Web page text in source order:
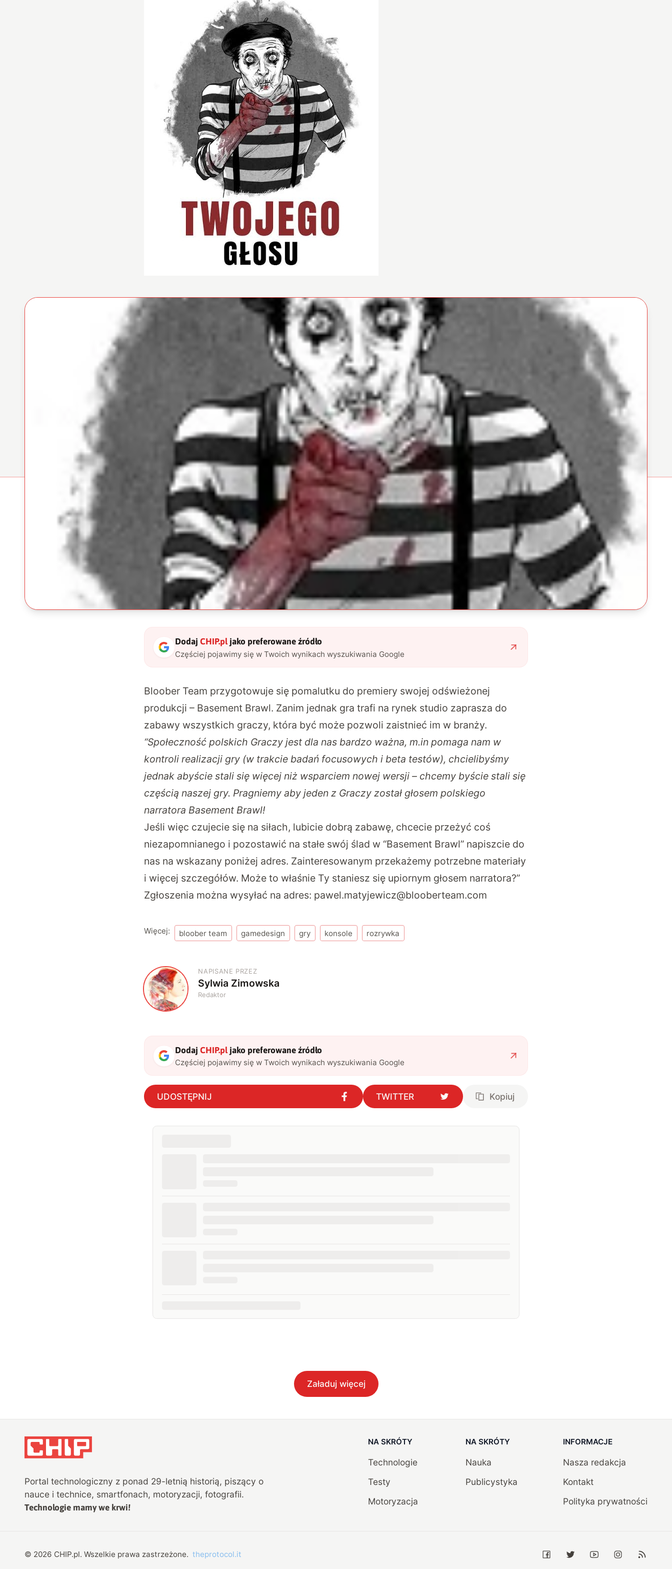
Dodaj CHIP.pljako preferowane źródło
Częściej pojawimy się w Twoich wynikach wyszukiwania Google
Bloober Team przygotowuje się pomalutku do premiery swojej odświeżonej
produkcji – Basement Brawl. Zanim jednak gra trafi na rynek studio zaprasza do
zabawy wszystkich graczy, która być może pozwoli zaistnieć im w branży.
“Społeczność polskich Graczy jest dla nas bardzo ważna, m.in pomaga nam w
kontroli realizacji gry (w trakcie badań focusowych i beta testów), chcielibyśmy
jednak abyście stali się więcej niż wsparciem nowej wersji – chcemy byście stali się
częścią naszej gry. Pragniemy aby jeden z Graczy został głosem polskiego
narratora Basement Brawl!
Jeśli więc czujecie się na siłach, lubicie dobrą zabawę, chcecie przeżyć coś
niezapomnianego i pozostawić na stałe swój ślad w “Basement Brawl” napiszcie do
nas na wskazany poniżej adres. Zainteresowanym przekażemy potrzebne materiały
i więcej szczegółów. Może to właśnie Ty staniesz się upiornym głosem narratora?”
Zgłoszenia można wysyłać na adres: pawel.matyjewicz@blooberteam.com
Więcej: bloober team gamedesign gry konsole rozrywka
S
NAPISANE PRZEZ
Sylwia Zimowska
Redaktor
Dodaj CHIP.pljako preferowane źródło
Częściej pojawimy się w Twoich wynikach wyszukiwania Google
UDOSTĘPNIJ TWITTER Kopiuj
Załaduj więcej
Portal technologiczny z ponad 29-letnią historią, piszący o
nauce i technice, smartfonach, motoryzacji, fotografii.
Technologie mamy we krwi!
NA SKRÓTY
Technologie
Testy
Motoryzacja
NA SKRÓTY
Nauka
Publicystyka
INFORMACJE
Nasza redakcja
Kontakt
Polityka prywatności
© 2026 CHIP.pl. Wszelkie prawa zastrzeżone. theprotocol.it